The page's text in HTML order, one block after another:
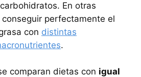
En otras
perfectamente el
con distintas
.
comparan dietas con igual